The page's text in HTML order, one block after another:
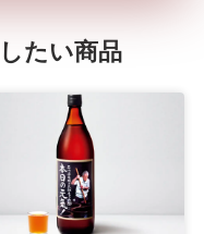
たい商品